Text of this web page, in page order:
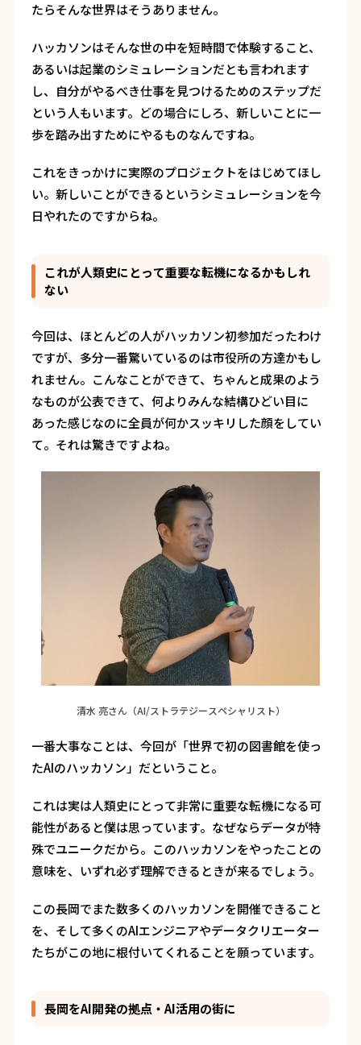
たらそんな世界はそうありません。
ハッカソンはそんな世の中を短時間で体験すること、
あるいは起業のシミュレーションだとも言われます
し、自分がやるべき仕事を見つけるためのステップだ
という人もいます。どの場合にしろ、新しいことに一
歩を踏み出すためにやるものなんですね。
これをきっかけに実際のプロジェクトをはじめてほし
い。新しいことができるというシミュレーションを今
日やれたのですからね。
これが人類史にとって重要な転機になるかもしれ
ない
今回は、ほとんどの人がハッカソン初参加だったわけ
ですが、多分一番驚いているのは市役所の方達かもし
れません。こんなことができて、ちゃんと成果のよう
なものが公表できて、何よりみんな結構ひどい目に
あった感じなのに全員が何かスッキリした顔をしてい
て。それは驚きですよね。
清水 亮さん（AI/ストラテジースペシャリスト）
一番大事なことは、今回が「世界で初の図書館を使っ
たAIのハッカソン」だということ。
これは実は人類史にとって非常に重要な転機になる可
能性があると僕は思っています。なぜならデータが特
殊でユニークだから。このハッカソンをやったことの
意味を、いずれ必ず理解できるときが来るでしょう。
この長岡でまた数多くのハッカソンを開催できること
を、そして多くのAIエンジニアやデータクリエーター
たちがこの地に根付いてくれることを願っています。
長岡をAI開発の拠点・AI活用の街に